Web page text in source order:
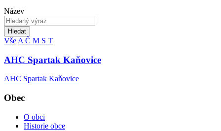
Název
Hledat
Vše A Č M S T
AHC Spartak Kaňovice
AHC Spartak Kaňovice
Obec
O obci
Historie obce